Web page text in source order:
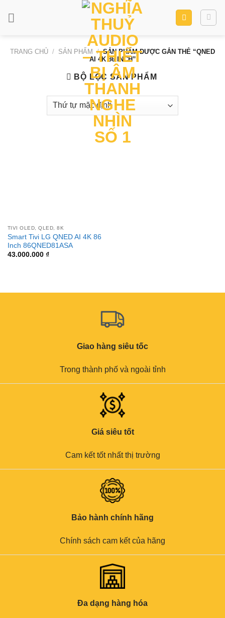
TRANG CHỦ / SẢN PHẨM / SẢN PHẨM ĐƯỢC GẮN THẺ “QNED
AI 4K 86 INCH”
BỘ LỌC SẢN PHẨM
TIVI OLED, QLED, 8K
Smart Tivi LG QNED AI 4K 86
Inch 86QNED81ASA
43.000.000 ₫
Giao hàng siêu tốc
Trong thành phố và ngoài tỉnh
Giá siêu tốt
Cam kết tốt nhất thị trường
Bảo hành chính hãng
Chính sách cam kết của hãng
Đa dạng hàng hóa